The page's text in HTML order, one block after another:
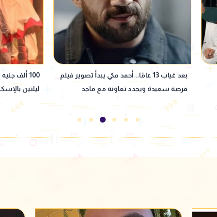
100 ألف جنيه إيرادات غرام في الكرنك في أول
ليلتين بالإسكندرية
لجين
عمرو دياب